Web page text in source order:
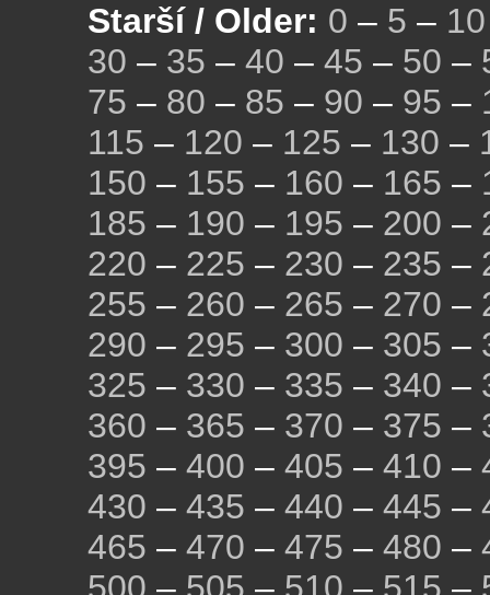
Starší / Older: 0 – 5 – 10
30 – 35 – 40 – 45 – 50 –
75 – 80 – 85 – 90 – 95 –
115 – 120 – 125 – 130 –
150 – 155 – 160 – 165 –
185 – 190 – 195 – 200 –
220 – 225 – 230 – 235 –
255 – 260 – 265 – 270 –
290 – 295 – 300 – 305 –
325 – 330 – 335 – 340 –
360 – 365 – 370 – 375 –
395 – 400 – 405 – 410 –
430 – 435 – 440 – 445 –
465 – 470 – 475 – 480 –